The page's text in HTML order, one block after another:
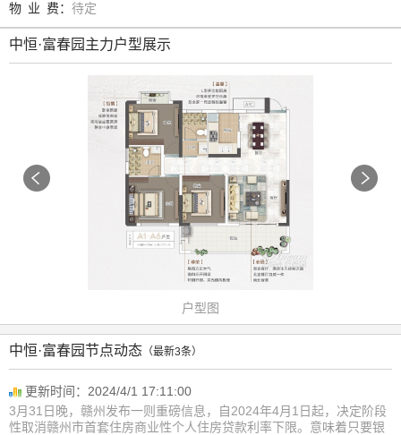
物 业 费： 待定
中恒·富春园主力户型展示
户型图
中恒·富春园节点动态 （最新3条）
更新时间：2024/4/1 17:11:00
3月31日晚，赣州发布一则重磅信息，自2024年4月1日起，决定阶段
性取消赣州市首套住房商业性个人住房贷款利率下限。意味着只要银